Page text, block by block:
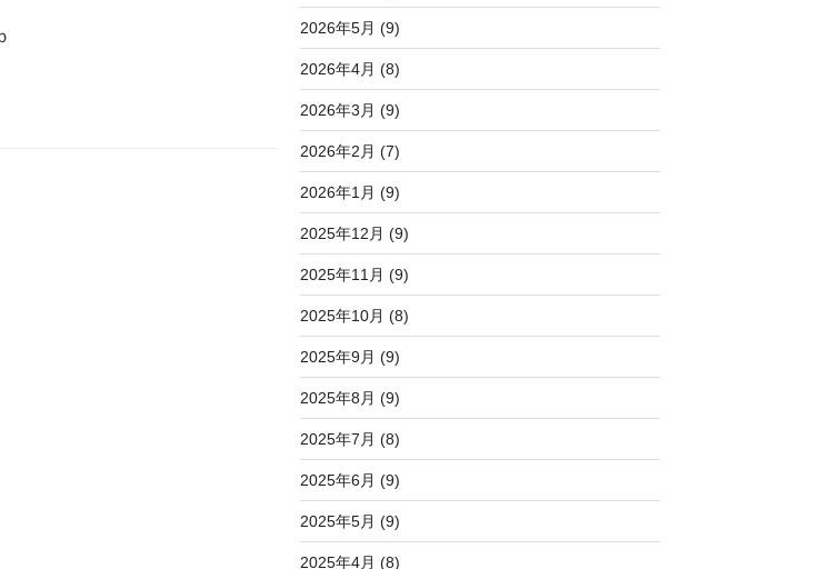
2026年5月 (9)
2026年4月 (8)
2026年3月 (9)
2026年2月 (7)
2026年1月 (9)
2025年12月 (9)
2025年11月 (9)
2025年10月 (8)
2025年9月 (9)
2025年8月 (9)
2025年7月 (8)
2025年6月 (9)
2025年5月 (9)
2025年4月 (8)